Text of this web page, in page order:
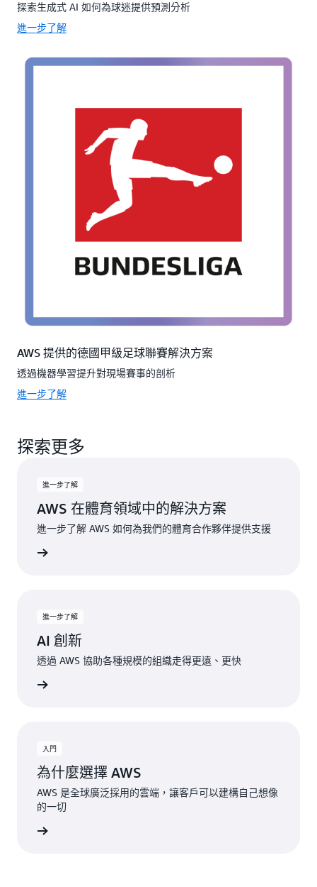
探索生成式 AI 如何為球迷提供預測分析
進一步了解
AWS 提供的德國甲級足球聯賽解決方案
透過機器學習提升對現場賽事的剖析
進一步了解
探索更多
進一步了解
AWS 在體育領域中的解決方案
進一步了解 AWS 如何為我們的體育合作夥伴提供支援
進一步了解
AI 創新
透過 AWS 協助各種規模的組織走得更遠、更快
入門
為什麼選擇 AWS
AWS 是全球廣泛採用的雲端，讓客戶可以建構自己想像
的一切